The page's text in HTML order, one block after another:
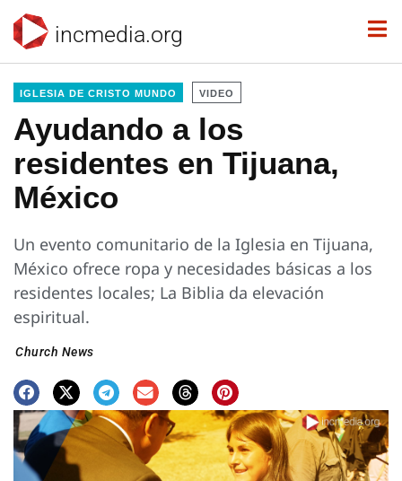
incmedia.org
IGLESIA DE CRISTO MUNDO VIDEO
Ayudando a los
residentes en Tijuana,
México
Un evento comunitario de la Iglesia en Tijuana,
México ofrece ropa y necesidades básicas a los
residentes locales; La Biblia da elevación
espiritual.
Church News